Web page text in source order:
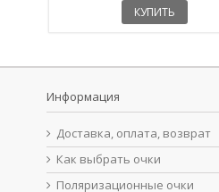
Информация
Доставка, оплата, возврат
Как выбрать очки
Поляризационные очки